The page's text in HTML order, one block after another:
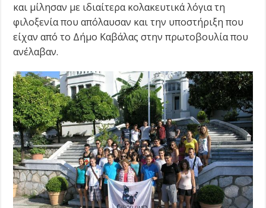
και μίλησαν με ιδιαίτερα κολακευτικά λόγια τη
φιλοξενία που απόλαυσαν και την υποστήριξη που
είχαν από το Δήμο Καβάλας στην πρωτοβουλία που
ανέλαβαν.